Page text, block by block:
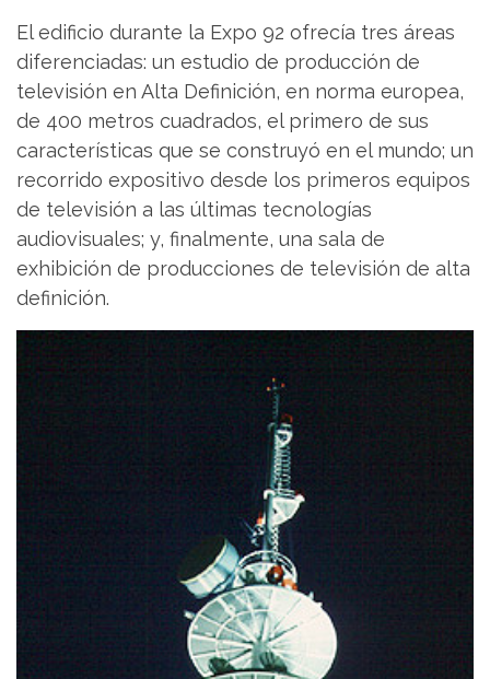
El edificio durante la Expo 92 ofrecía tres áreas
diferenciadas: un estudio de producción de
televisión en Alta Definición, en norma europea,
de 400 metros cuadrados, el primero de sus
características que se construyó en el mundo; un
recorrido expositivo desde los primeros equipos
de televisión a las últimas tecnologías
audiovisuales; y, finalmente, una sala de
exhibición de producciones de televisión de alta
definición.